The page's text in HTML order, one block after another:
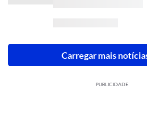
Carregar mais
PUBLICIDADE